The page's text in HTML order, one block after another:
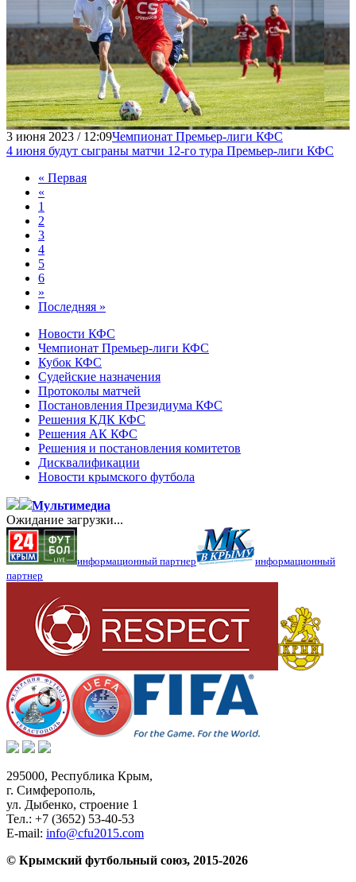
3 июня 2023 / 12:09Чемпионат Премьер-лиги КФС
4 июня будут сыграны матчи 12-го тура Премьер-лиги КФС
« Первая
«
1
2
3
4
5
6
»
Последняя »
Новости КФС
Чемпионат Премьер-лиги КФС
Кубок КФС
Судейские назначения
Протоколы матчей
Постановления Президиума КФС
Решения КДК КФС
Решения АК КФС
Решения и постановления комитетов
Дисквалификации
Новости крымского футбола
Мультимедиа
Ожидание загрузки...
информационный партнер
информационный
партнер
295000, Республика Крым,
г. Симферополь,
ул. Дыбенко, строение 1
Тел.: +7 (3652) 53-40-53
E-mail: info@cfu2015.com
© Крымский футбольный союз, 2015-2026